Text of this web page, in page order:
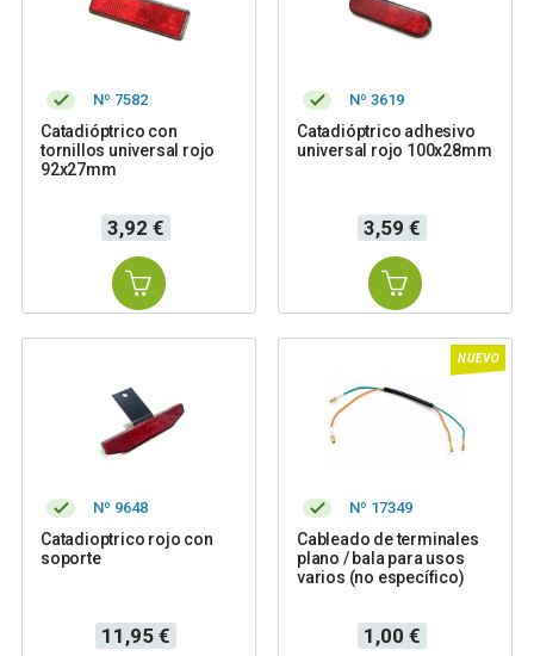
Nº 7582
Catadióptrico con
tornillos universal rojo
92x27mm
Precio
3,92 €
Nº 3619
Catadióptrico adhesivo
universal rojo 100x28mm
Precio
3,59 €
Nº 9648
Catadioptrico rojo con
soporte
Precio
11,95 €
NUEVO
Nº 17349
Cableado de terminales
plano / bala para usos
varios (no específico)
Precio
1,00 €